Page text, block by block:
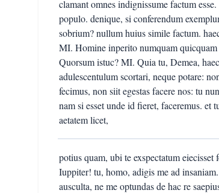
clamant omnes indignissume factum
populo. denique, si conferendum
sobrium? nullum huius simile factum.
MI. Homine inperito numquam
Quorsum istuc? MI. Quia tu, Demea,
adulescentulum scortari, neque potare:
fecimus, non siit egestas facere nos: tu
nam si esset unde id fieret, faceremus. et
aetatem licet,
potius quam, ubi te exspectatum
Iuppiter! tu, homo, adigis me ad
ausculta, ne me optundas de hac re